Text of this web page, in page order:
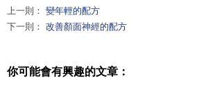
上一則： 變年輕的配方
下一則： 改善顏面神經的配方
你可能會有興趣的文章：